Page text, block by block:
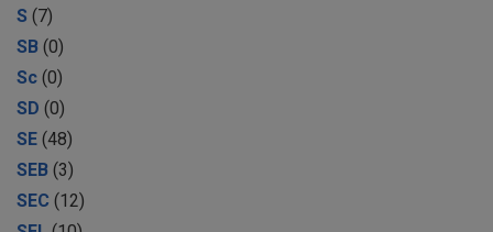
S (7)
SB (0)
Sc (0)
SD (0)
SE (48)
SEB (3)
SEC (12)